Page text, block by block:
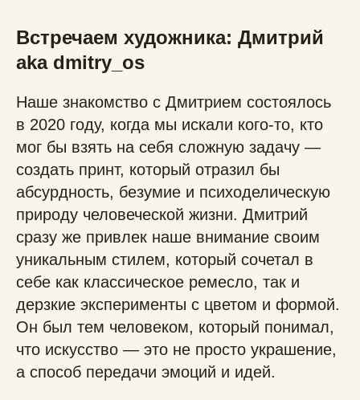
Встречаем художника: Дмитрий
aka dmitry_os
Наше знакомство с Дмитрием состоялось
в 2020 году, когда мы искали кого-то, кто
мог бы взять на себя сложную задачу —
создать принт, который отразил бы
абсурдность, безумие и психоделическую
природу человеческой жизни. Дмитрий
сразу же привлек наше внимание своим
уникальным стилем, который сочетал в
себе как классическое ремесло, так и
дерзкие эксперименты с цветом и формой.
Он был тем человеком, который понимал,
что искусство — это не просто украшение,
а способ передачи эмоций и идей.